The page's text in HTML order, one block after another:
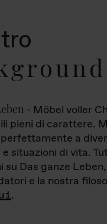
- Möbel voller
pieni di carattere.
a
situazioni di vita.
su Das ganze
e la nostra
.